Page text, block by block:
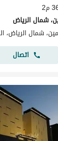
م2
شمال الرياض
اتصال